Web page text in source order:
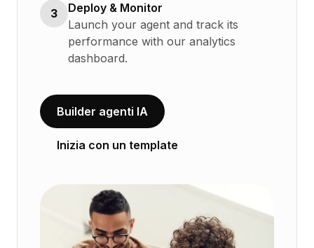
3
Deploy & Monitor
Launch your agent and track its
performance with our analytics
dashboard.
Builder agenti IA
Inizia con un template